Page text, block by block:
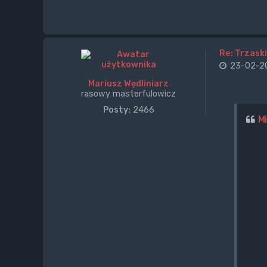
Mariusz Wędliniarz
rasowy masterfulowicz
Posty: 2466
Re:
23-02-